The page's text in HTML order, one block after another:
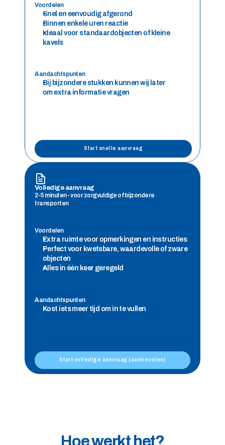
Voordelen
Snel en eenvoudig afgerond
Binnen enkele uren reactie
Ideaal voor standaardobjecten of kleine
kavels
Aandachtspunten
Bij bijzondere stukken kunnen wij later
om extra informatie vragen
Start snelle aanvraag
Volledige aanvraag
2-5 minuten - voor zorgvuldige of bijzondere
transporten
Voordelen
Extra ruimte voor opmerkingen en instructies
Perfect voor kwetsbare, waardevolle of zware
objecten
Alles in één keer geregeld
Aandachtspunten
Kost iets meer tijd om in te vullen
Start volledige aanvraag (aanbevolen)